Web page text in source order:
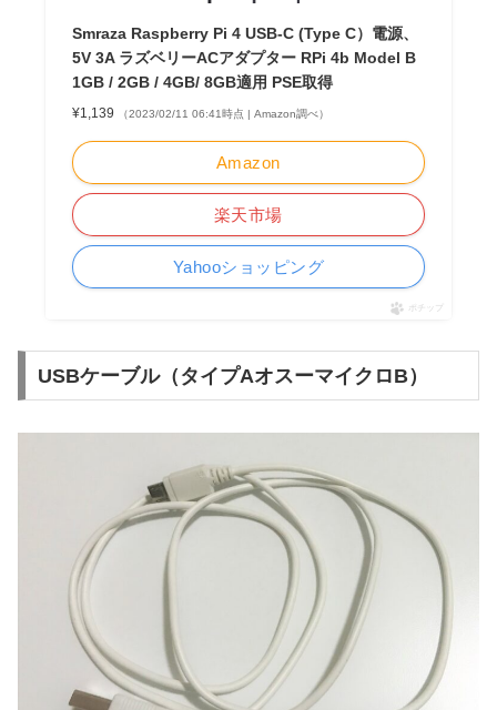
Smraza Raspberry Pi 4 USB-C (Type C）電源、
5V 3A ラズベリーACアダプター RPi 4b Model B
1GB / 2GB / 4GB/ 8GB適用 PSE取得
¥1,139 （2023/02/11 06:41時点 | Amazon調べ）
Amazon
楽天市場
Yahooショッピング
ポチップ
USBケーブル（タイプAオスーマイクロB）